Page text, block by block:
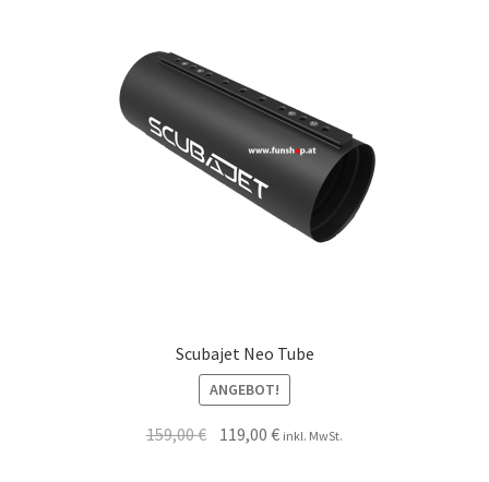
Scubajet Neo Tube
ANGEBOT!
159,00€ 119,00€ inkl. MwSt.